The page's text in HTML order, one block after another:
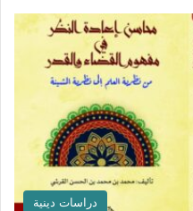
دراسات دينية